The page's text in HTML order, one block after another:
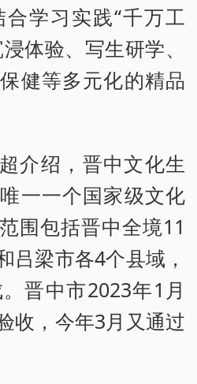
学习实践“千万工
体验、写生研学、
健等多元化的精品
介绍，晋中文化生
一一个国家级文化
围包括晋中全境11
吕梁市各4个县域，
晋中市2023年1月
收，今年3月又通过